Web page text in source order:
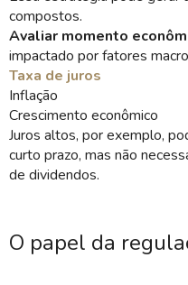
compostos.
Avaliar momento
impactado por fatores
Taxa de juros
Inflação
Crescimento econômico
Juros altos, por exemplo,
curto prazo, mas não
de dividendos.
O papel da